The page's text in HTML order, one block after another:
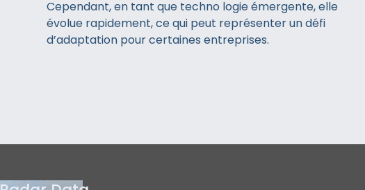
Cependant, en tant que techno logie émergente, elle
évolue rapidement, ce qui peut représenter un défi
d’adaptation pour certaines entreprises.